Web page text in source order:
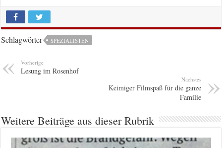
Schlagwörter SPEZIALISTEN
Vorherige
Lesung im Rosenhof
Nächstes
Keimiger Filmspaß für die ganze
Familie
Weitere Beiträge aus dieser Rubrik